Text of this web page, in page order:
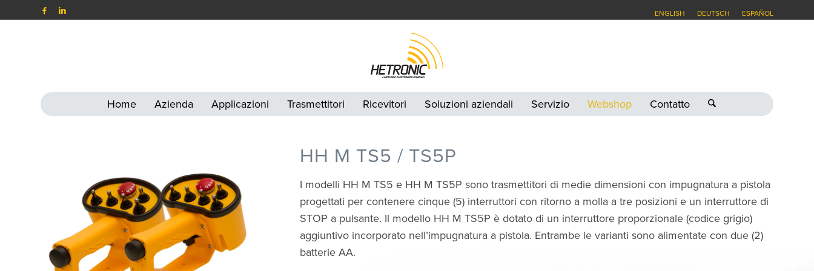
ENGLISH DEUTSCH ESPAÑOL
Home Azienda Applicazioni Trasmettitori Ricevitori Soluzioni aziendali Servizio Webshop Contatto
HH M TS5 / TS5P
I modelli HH M TS5 e HH M TS5P sono trasmettitori di medie dimensioni con impugnatura a pistola
progettati per contenere cinque (5) interruttori con ritorno a molla a tre posizioni e un interruttore di
STOP a pulsante. Il modello HH M TS5P è dotato di un interruttore proporzionale (codice grigio)
aggiuntivo incorporato nell’impugnatura a pistola. Entrambe le varianti sono alimentate con due (2)
batterie AA.